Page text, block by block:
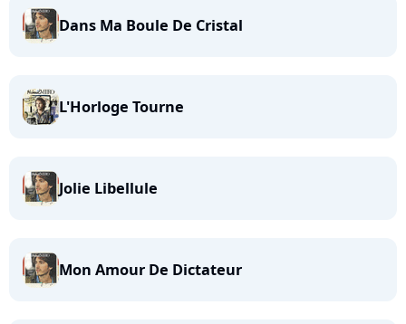
Dans Ma Boule De Cristal
L'Horloge Tourne
Jolie Libellule
Mon Amour De Dictateur